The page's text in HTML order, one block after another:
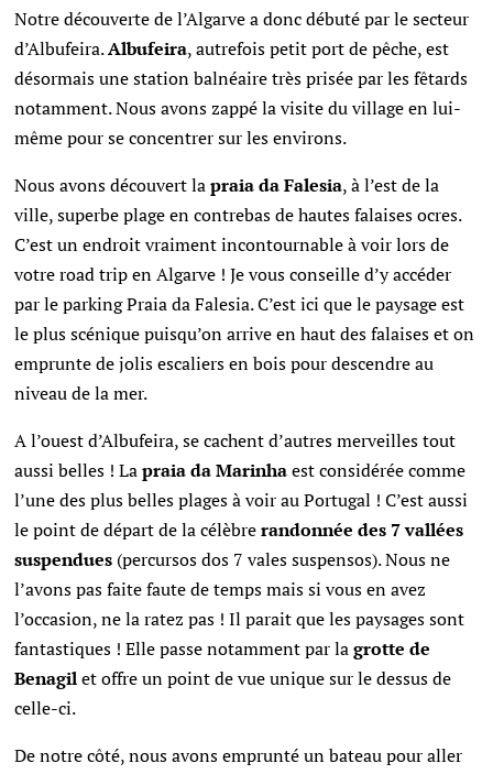
Notre découverte de l’Algarve a donc débuté par le secteur
d’Albufeira.Albufeira, autrefois petit port de pêche, est
désormais une station balnéaire très prisée par les fêtards
notamment. Nous avons zappé la visite du village en lui-
même pour se concentrer sur les environs.
Nous avons découvert lapraia da Falesia, à l’est de la
ville, superbe plage en contrebas de hautes falaises ocres.
C’est un endroit vraiment incontournable à voir lors de
votre road trip en Algarve ! Je vous conseille d’y accéder
par le parking Praia da Falesia. C’est ici que le paysage est
le plus scénique puisqu’on arrive en haut des falaises et on
emprunte de jolis escaliers en bois pour descendre au
niveau de la mer.
A l’ouest d’Albufeira, se cachent d’autres merveilles tout
aussi belles ! Lapraia da Marinhaest considérée comme
l’une des plus belles plages à voir au Portugal ! C’est aussi
le point de départ de la célèbrerandonnée des 7 vallées
suspendues (percursos dos 7 vales suspensos). Nous ne
l’avons pas faite faute de temps mais si vous en avez
l’occasion, ne la ratez pas ! Il parait que les paysages sont
fantastiques ! Elle passe notamment par lagrotte de
Benagilet offre un point de vue unique sur le dessus de
celle-ci.
De notre côté, nous avons emprunté un bateau pour aller